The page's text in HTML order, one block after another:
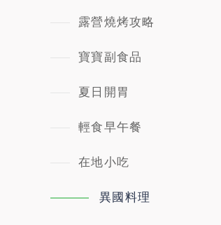
露營燒烤攻略
寶寶副食品
夏日開胃
輕食早午餐
在地小吃
異國料理